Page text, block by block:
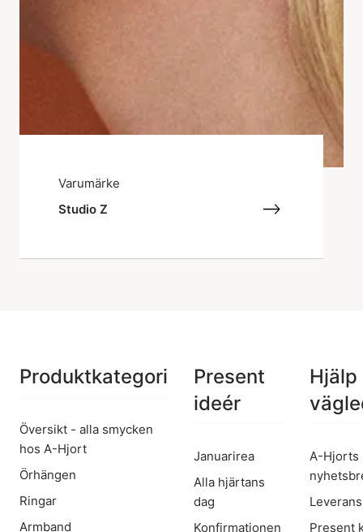
Varumärke
Studio Z
Produktkategori
Översikt - alla smycken
hos A-Hjort
Örhängen
Ringar
Armband
Present
ideér
Januarirea
Alla hjärtans
dag
Konfirmationen
Hjälp
A-Hjorts
Leverans
Present